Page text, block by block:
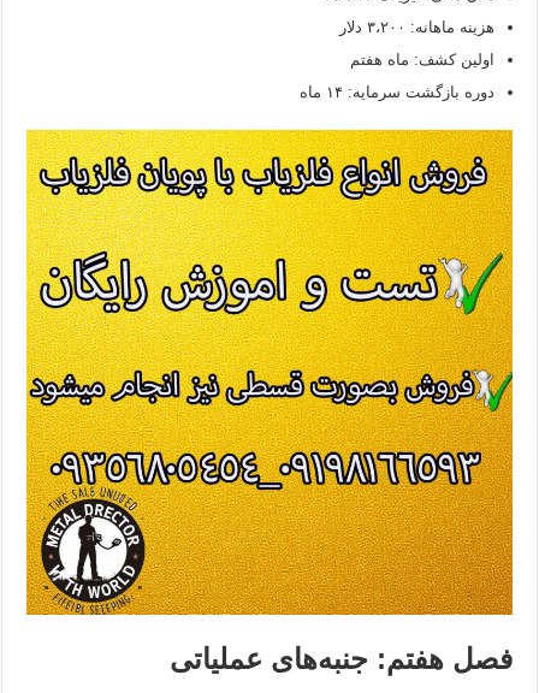
هزینه ماهانه: ۳،۲۰۰ دلار
اولین کشف: ماه هفتم
دوره بازگشت سرمایه: ۱۴ ماه
فصل هفتم: جنبه‌های عملیاتی